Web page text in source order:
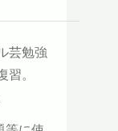
芸勉強
。